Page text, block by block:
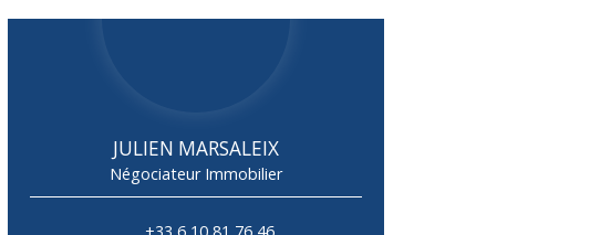
JULIEN MARSALEIX
Négociateur Immobilier